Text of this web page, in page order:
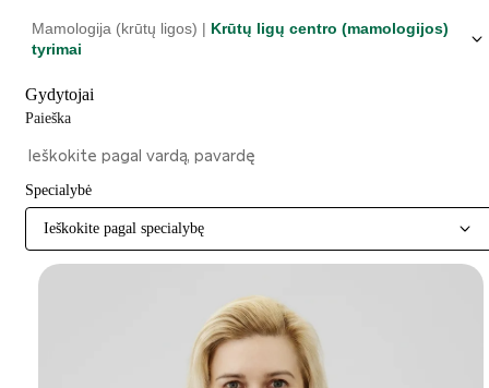
Mamologija (krūtų ligos) | Krūtų ligų centro (mamologijos)
tyrimai
Gydytojai
Paieška
Specialybė
Ieškokite pagal specialybę